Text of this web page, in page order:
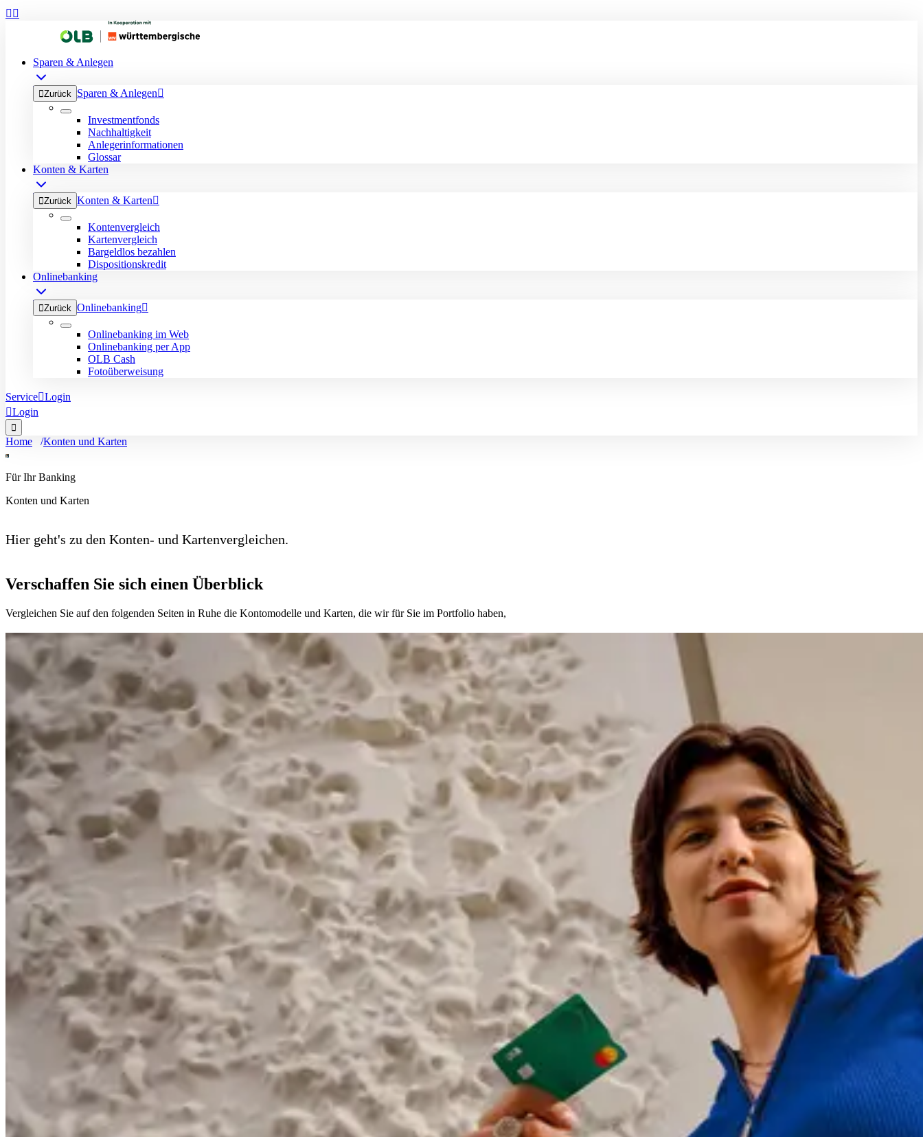
 
Sparen & Anlegen
Zurück Sparen & Anlegen
Investmentfonds
Nachhaltigkeit
Anlegerinformationen
Glossar
Konten & Karten
Zurück Konten & Karten
Kontenvergleich
Kartenvergleich
Bargeldlos bezahlen
Dispositionskredit
Onlinebanking
Zurück Onlinebanking
Onlinebanking im Web
Onlinebanking per App
OLB Cash
Fotoüberweisung
ServiceLogin
Login

Home Konten und Karten
Für Ihr Banking
Konten und Karten
Hier geht's zu den Konten- und Kartenvergleichen.
Verschaffen Sie sich einen Überblick
Vergleichen Sie auf den folgenden Seiten in Ruhe die Kontomodelle und Karten, die wir für Sie im Portfolio haben,